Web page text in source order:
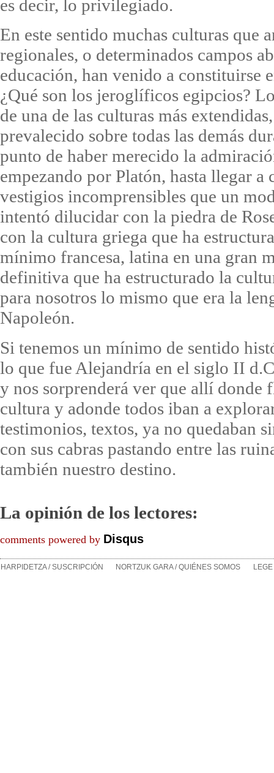
es decir, lo privilegiado.
En este sentido muchas culturas que
regionales, o determinados campos
educación, han venido a constituirse
¿Qué son los jeroglíficos egipcios?
de una de las culturas más
prevalecido sobre todas las demás
punto de haber merecido la
empezando por Platón, hasta llegar a
vestigios incomprensibles que un
intentó dilucidar con la piedra de
con la cultura griega que ha
mínimo francesa, latina en una gran
definitiva que ha estructurado la
para nosotros lo mismo que era la
Napoleón.
Si tenemos un mínimo de sentido
lo que fue Alejandría en el siglo II
y nos sorprenderá ver que allí donde
cultura y adonde todos iban a
testimonios, textos, ya no quedaban
con sus cabras pastando entre las
también nuestro destino.
La opinión de los lectores:
comments powered by Disqus
HARPIDETZA / SUSCRIPCIÓN NORTZUK GARA / QUIÉNES SOMOS